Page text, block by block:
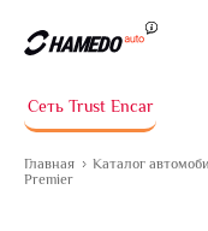
Сеть Trust Encar
Главная Каталог
Premier